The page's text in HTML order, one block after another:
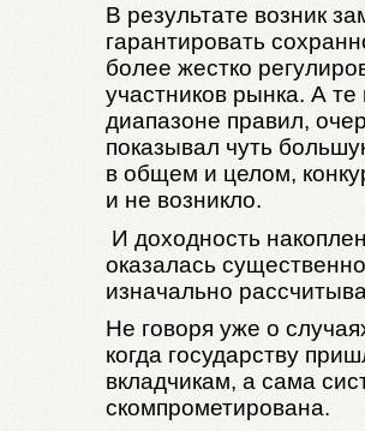
В результате возник
гарантировать
более жестко
участников рынка. А те
диапазоне правил,
показывал чуть
в общем и целом,
и не возникло.
И доходность
оказалась
изначально
Не говоря уже о
когда государству
вкладчикам, а сама
скомпрометирована.